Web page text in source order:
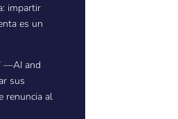
impartir
es un
—AI and
sus
renuncia al